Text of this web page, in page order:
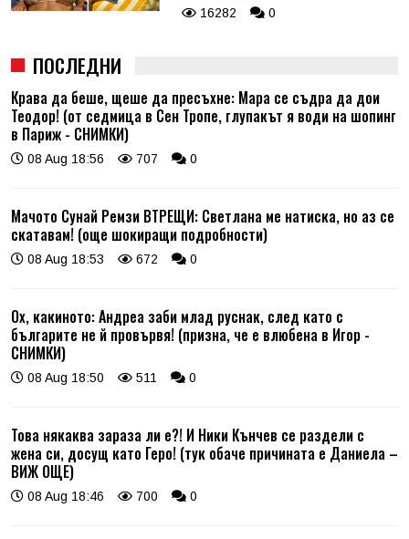
16282 0
ПОСЛЕДНИ
Крава да беше, щеше да пресъхне: Мара се съдра да дои
Теодор! (от седмица в Сен Тропе, глупакът я води на шопинг
в Париж - СНИМКИ)
08 Aug 18:56 707 0
Мачото Сунай Ремзи ВТРЕЩИ: Светлана ме натиска, но аз се
скатавам! (още шокиращи подробности)
08 Aug 18:53 672 0
Ох, какиното: Андреа заби млад руснак, след като с
българите не й провървя! (призна, че е влюбена в Игор -
СНИМКИ)
08 Aug 18:50 511 0
Това някаква зараза ли е?! И Ники Кънчев се раздели с
жена си, досущ като Геро! (тук обаче причината е Даниела –
ВИЖ ОЩЕ)
08 Aug 18:46 700 0